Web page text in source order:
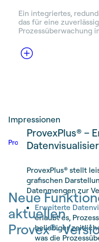
Ein integriertes,
das für eine
Prozessüberwachung
Provex® –
Provex® ist das
Anwendungen in
Industrieanlagen
ProvexAlarm® –
Alarmierung
ProvexAlarm®, ein
Leitsystems
redundantes
über 20 Jahre
Bestandteil in den
Anwendungen.
Direkte
ProvexPlus® –
ProvexPlus® stellt
grafischen
Datenmengen zur
Erweiterte
erlaubt es,
beliebiger
was die
Impressionen
Prozessleitsystem Provex
Neue
aktuellen
Provex®-